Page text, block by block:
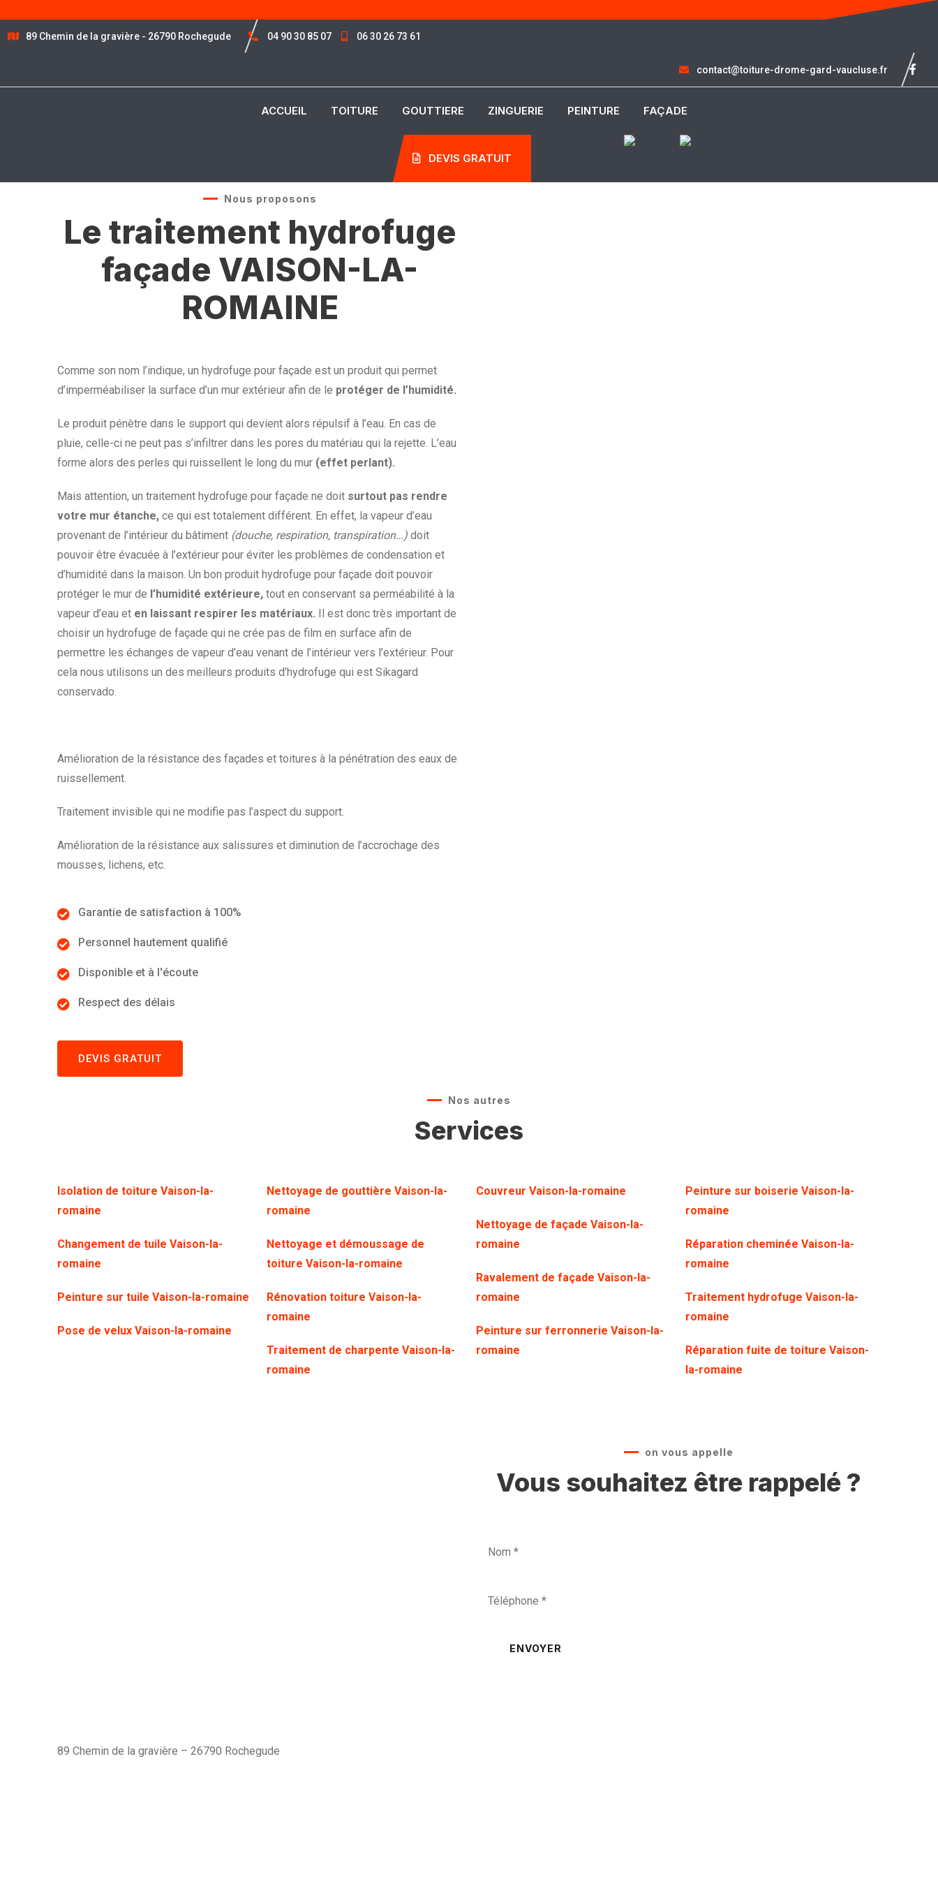
89 Chemin de la gravière - 26790 Rochegude 04 90 30 85 07 06 30 26 73 61
contact@toiture-drome-gard-vaucluse.fr
ACCUEIL TOITURE GOUTTIERE ZINGUERIE PEINTURE FAÇADE
DEVIS GRATUIT
Nous proposons
Le traitement hydrofuge
façade VAISON-LA-
ROMAINE
Comme son nom l’indique, un hydrofuge pour façade est un produit qui permet
d’imperméabiliser la surface d’un mur extérieur afin de le protéger de l’humidité.
Le produit pénètre dans le support qui devient alors répulsif à l’eau. En cas de
pluie, celle-ci ne peut pas s’infiltrer dans les pores du matériau qui la rejette. L’eau
forme alors des perles qui ruissellent le long du mur (effet perlant).
Mais attention, un traitement hydrofuge pour façade ne doit surtout pas rendre
votre mur étanche, ce qui est totalement différent. En effet, la vapeur d’eau
provenant de l’intérieur du bâtiment (douche, respiration, transpiration…) doit
pouvoir être évacuée à l’extérieur pour éviter les problèmes de condensation et
d’humidité dans la maison. Un bon produit hydrofuge pour façade doit pouvoir
protéger le mur de l’humidité extérieure, tout en conservant sa perméabilité à la
vapeur d’eau et en laissant respirer les matériaux. Il est donc très important de
choisir un hydrofuge de façade qui ne crée pas de film en surface afin de
permettre les échanges de vapeur d’eau venant de l’intérieur vers l’extérieur. Pour
cela nous utilisons un des meilleurs produits d’hydrofuge qui est Sikagard
conservado.
Amélioration de la résistance des façades et toitures à la pénétration des eaux de
ruissellement.
Traitement invisible qui ne modifie pas l’aspect du support.
Amélioration de la résistance aux salissures et diminution de l’accrochage des
mousses, lichens, etc.
Garantie de satisfaction à 100%
Personnel hautement qualifié
Disponible et à l'écoute
Respect des délais
DEVIS GRATUIT
Nos autres
Services
Isolation de toiture Vaison-la-
romaine
Changement de tuile Vaison-la-
romaine
Peinture sur tuile Vaison-la-romaine
Pose de velux Vaison-la-romaine
Nettoyage de gouttière Vaison-la-
romaine
Nettoyage et démoussage de
toiture Vaison-la-romaine
Rénovation toiture Vaison-la-
romaine
Traitement de charpente Vaison-la-
romaine
Couvreur Vaison-la-romaine
Nettoyage de façade Vaison-la-
romaine
Ravalement de façade Vaison-la-
romaine
Peinture sur ferronnerie Vaison-la-
romaine
Peinture sur boiserie Vaison-la-
romaine
Réparation cheminée Vaison-la-
romaine
Traitement hydrofuge Vaison-la-
romaine
Réparation fuite de toiture Vaison-
la-romaine
on vous appelle
Vous souhaitez être rappelé ?
ENVOYER
89 Chemin de la gravière – 26790 Rochegude